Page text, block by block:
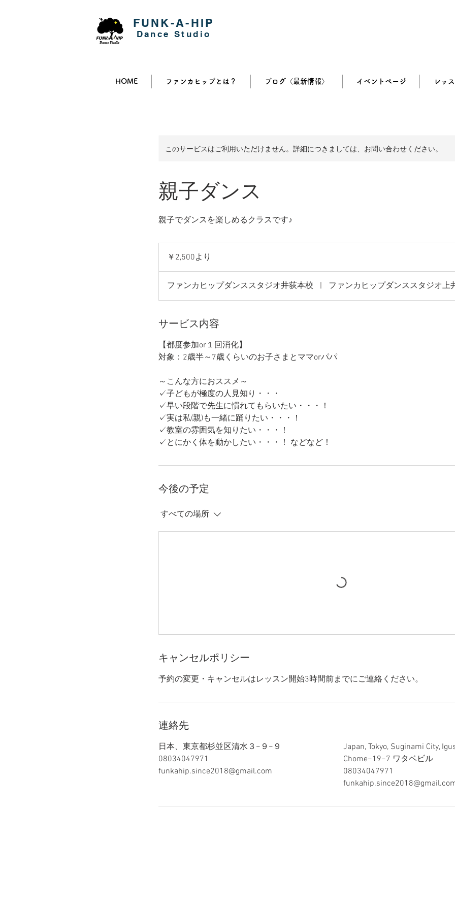
FUNK-A-HIP
​Dance Studio
HOME ファンカヒップとは？ ブログ〈最新情報〉 イベントページ レッ
このサービスはご利用いただけません。詳細につきましては、お問い合わせください。
親子ダンス
親子でダンスを楽しめるクラスです♪
￥2,500より
ファンカヒップダンススタジオ井荻本校 ファンカヒップダンススタジオ上
サービス内容
【都度参加or１回消化】
対象：2歳半～7歳くらいのお子さまとママorパパ
～こんな方におススメ～
✓子どもが極度の人見知り・・・
✓早い段階で先生に慣れてもらいたい・・・！
✓実は私(親)も一緒に踊りたい・・・！
✓教室の雰囲気を知りたい・・・！
✓とにかく体を動かしたい・・・！ などなど！
今後の予定
すべての場所
キャンセルポリシー
予約の変更・キャンセルはレッスン開始3時間前までにご連絡ください。
連絡先
日本、東京都杉並区清水３−９−９
08034047971
funkahip.since2018@gmail.com
Japan, Tokyo, Suginami City,
Chome−19−7 ワタベビル
08034047971